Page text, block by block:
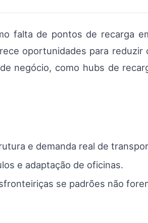
falta de pontos de recarga
oportunidades para
negócio, como hubs de
e demanda real de
e adaptação de oficinas.
se padrões não